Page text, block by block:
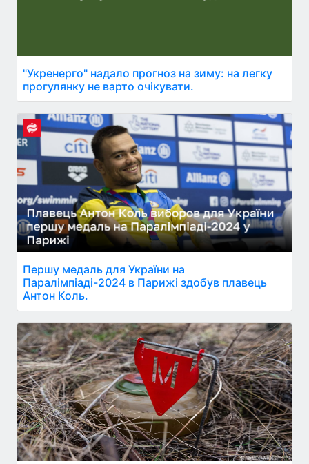
"Укренерго" надало прогноз на зиму: на легку
прогулянку не варто очікувати.
Першу медаль для України на
Паралімпіаді-2024 в Парижі здобув плавець
Антон Коль.